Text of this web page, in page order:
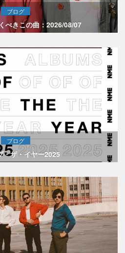
ブログ
べきこの曲：2026/08/07
ブログ
・ザ・イヤー2025